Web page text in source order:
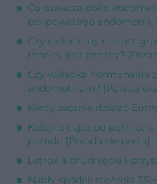
Co oznacza polip
polipowatego
Czy nieleczony rozrost
macicy jest groźny?
Czy wkładka hormonalna
endometrium? [Porada
Kiedy zacznie działać
Kolejna ciąża po
porodu [Porada eksperta]
Letrox a chudnięcie i
Nagły spadek stężenia